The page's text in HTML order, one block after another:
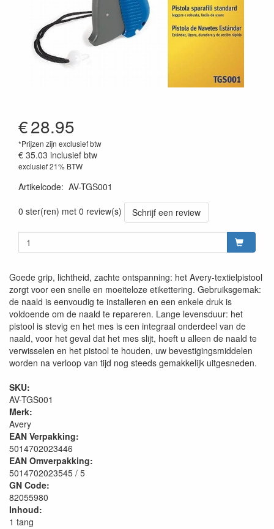
€28.95
*Prijzen zijn exclusief btw
€ 35.03 inclusief btw
exclusief 21% BTW
Artikelcode: AV-TGS001
0 ster(ren) met 0 review(s)
Schrijf een review
Goede grip, lichtheid, zachte ontspanning: het Avery-textielpistool
zorgt voor een snelle en moeiteloze etikettering. Gebruiksgemak:
de naald is eenvoudig te installeren en een enkele druk is
voldoende om de naald te repareren. Lange levensduur: het
pistool is stevig en het mes is een integraal onderdeel van de
naald, voor het geval dat het mes slijt, hoeft u alleen de naald te
verwisselen en het pistool te houden, uw bevestigingsmiddelen
worden na verloop van tijd nog steeds gemakkelijk uitgesneden.
SKU:
AV-TGS001
Merk:
Avery
EAN Verpakking:
5014702023446
EAN Omverpakking:
5014702023545 / 5
GN Code:
82055980
Inhoud:
1 tang